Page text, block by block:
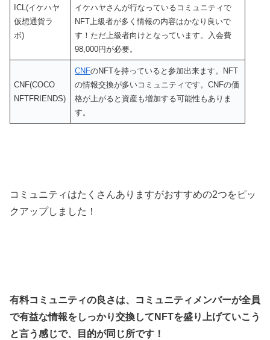
ICL(イケハヤ
仮想通貨ラ
ボ)
イケハヤさんが行なっているコミュニティで
NFT上級者が多く情報の内容はかなり良いで
す！ただ上級者向けとなっています。入会費
98,000円が必要。
CNF(COCO
NFTFRIENDS)
CNFのNFTを持っていると参加出来ます。NFT
の情報交換が多いコミュニティです。CNFの価
格が上がると資産も増加する可能性もありま
す。
コミュニティはたくさんありますがおすすめの2つをピッ
クアップしました！
有料コミュニティの良さは、コミュニティメンバーが全員
で有益な情報をしっかり交換してNFTを盛り上げていこう
と言う感じで、目的が同じ所です！